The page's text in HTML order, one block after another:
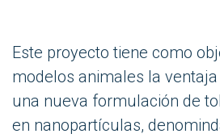
Este proyecto tiene como
modelos animales la
una nueva formulación de
en nanopartículas,